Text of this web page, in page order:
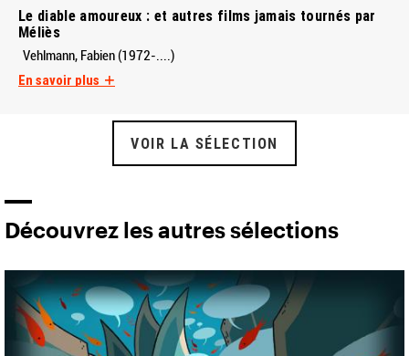
Le diable amoureux : et autres films jamais tournés par
Méliès
Vehlmann, Fabien (1972-....)
En savoir plus
VOIR LA SÉLECTION
Découvrez les autres sélections